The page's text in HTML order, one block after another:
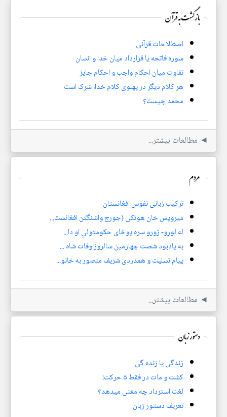
بازگشت به قرآن
اصطلاحات قرآنی
سوره فاتحه یا قرارداد میان خدا و انسان
تفاوت میان احکام واجب و احکام جایز
هر کلام دیگر در پهلوی کلام خدا، شرک است
محمد چیست؟
◄ مطالعات بیشتر...
مردم
ترکیب زبانی نفوس افغانستان
میرویس خان هوتکی (جورج واشنگتن افغانست...
له لوړو- ژورو سره یوځای حکومتولي او دا...
به یادبود شصت چهارمین سالروز وفات شاه ...
پیام تسلیت و همدردی شریف منصور به خانو...
◄ مطالعات بیشتر...
دستور زبان
زندگی یا زنده گی
کشت و مات در فقط ۵ حرکت!
لغت استرداد چه معنی میدهد؟
تعریف دستور زبان